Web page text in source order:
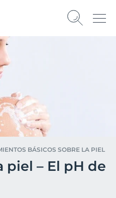
BÁSICOS SOBRE LA PIEL
piel – El pH de